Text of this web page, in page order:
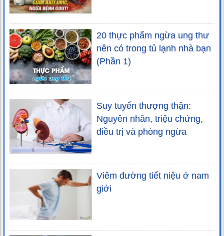
20 thực phẩm ngừa ung thư
nên có trong tủ lạnh nhà bạn
(Phần 1)
Suy tuyến thượng thận:
Nguyên nhân, triệu chứng,
điều trị và phòng ngừa
Viêm đường tiết niệu ở nam
giới